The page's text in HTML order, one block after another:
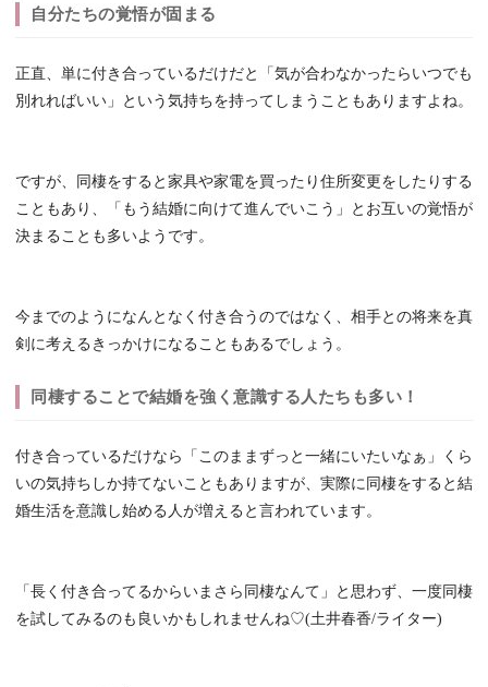
自分たちの覚悟が固まる
正直、単に付き合っているだけだと「気が合わなかったらいつでも
別れればいい」という気持ちを持ってしまうこともありますよね。
ですが、同棲をすると家具や家電を買ったり住所変更をしたりする
こともあり、「もう結婚に向けて進んでいこう」とお互いの覚悟が
決まることも多いようです。
今までのようになんとなく付き合うのではなく、相手との将来を真
剣に考えるきっかけになることもあるでしょう。
同棲することで結婚を強く意識する人たちも多い！
付き合っているだけなら「このままずっと一緒にいたいなぁ」くら
いの気持ちしか持てないこともありますが、実際に同棲をすると結
婚生活を意識し始める人が増えると言われています。
「長く付き合ってるからいまさら同棲なんて」と思わず、一度同棲
を試してみるのも良いかもしれませんね♡(土井春香/ライター)